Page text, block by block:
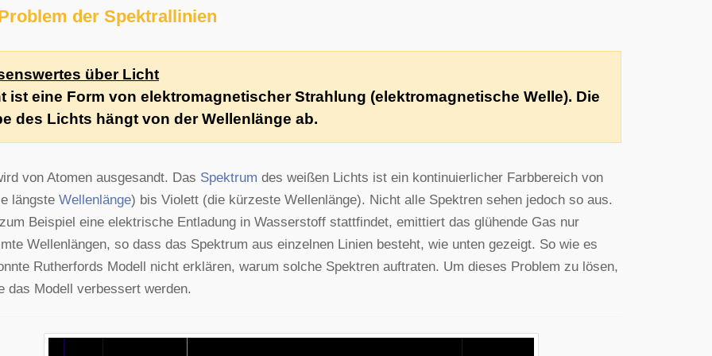
der Spektrallinien
über Licht
ist eine Form von elektromagnetischer Strahlung (elektromagnetische Welle). Die
des Lichts hängt von der Wellenlänge ab.
von Atomen ausgesandt. Das Spektrum des weißen Lichts ist ein kontinuierlicher Farbbereich von
längste Wellenlänge) bis Violett (die kürzeste Wellenlänge). Nicht alle Spektren sehen jedoch so aus.
Beispiel eine elektrische Entladung in Wasserstoff stattfindet, emittiert das glühende Gas nur
Wellenlängen, so dass das Spektrum aus einzelnen Linien besteht, wie unten gezeigt. So wie es
Rutherfords Modell nicht erklären, warum solche Spektren auftraten. Um dieses Problem zu lösen,
das Modell verbessert werden.